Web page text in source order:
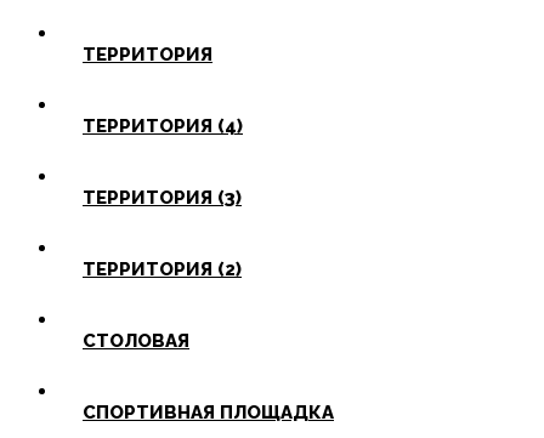
ТЕРРИТОРИЯ
ТЕРРИТОРИЯ (4)
ТЕРРИТОРИЯ (3)
ТЕРРИТОРИЯ (2)
СТОЛОВАЯ
СПОРТИВНАЯ ПЛОЩАДКА